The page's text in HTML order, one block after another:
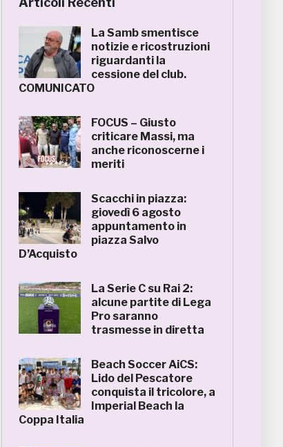
La Samb smentisce
notizie e ricostruzioni
riguardanti la
cessione del club.
COMUNICATO
FOCUS – Giusto
criticare Massi, ma
anche riconoscerne i
meriti
Scacchi in piazza:
giovedì 6 agosto
appuntamento in
piazza Salvo
D’Acquisto
La Serie C su Rai 2:
alcune partite di Lega
Pro saranno
trasmesse in diretta
Beach Soccer AiCS:
Lido del Pescatore
conquista il tricolore, a
Imperial Beach la
Coppa Italia